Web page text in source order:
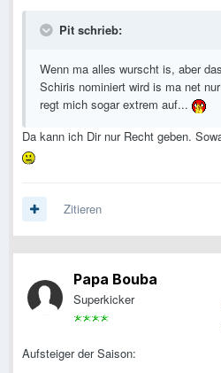
Pit schrieb:
Wenn ma alles wurscht is, aber
Schiris nominiert wird is ma net
regt mich sogar extrem auf...
Da kann ich Dir nur Recht geben.
Zitieren
Papa Bouba
Superkicker
Aufsteiger der Saison: